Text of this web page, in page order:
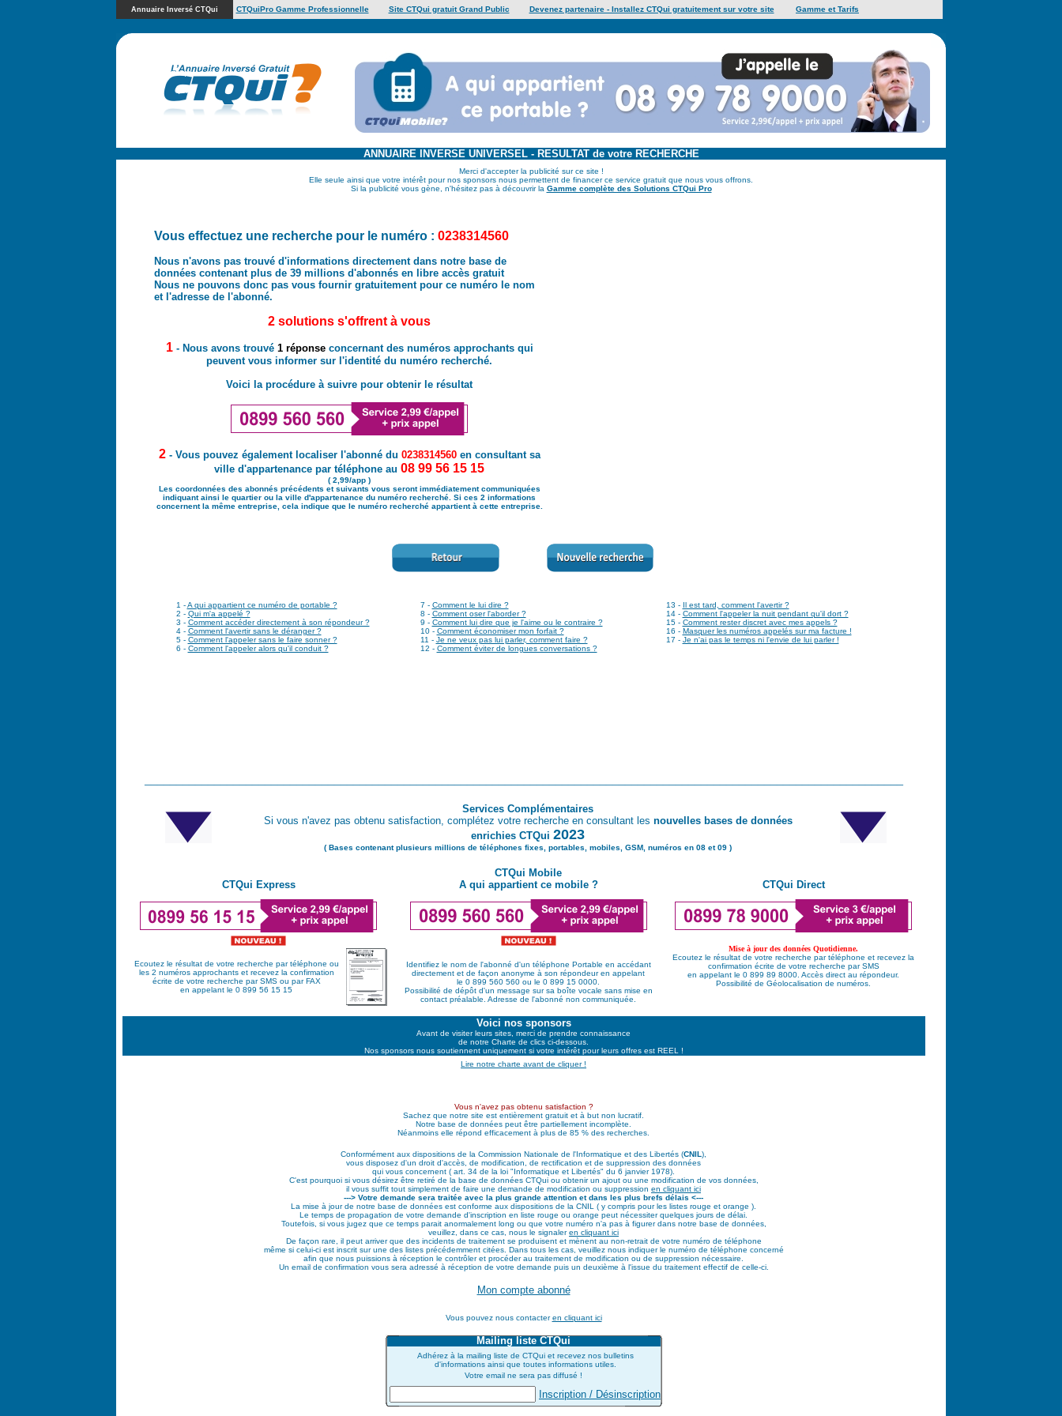
Annuaire Inversé CTQui CTQuiPro Gamme Professionnelle Site CTQui gratuit Grand Public Devenez partenaire - Installez CTQui gratuitement sur votre site Gamme et Tarifs
ANNUAIRE INVERSE UNIVERSEL - RESULTAT de votre RECHERCHE
Merci d'accepter la publicité sur ce site !
Elle seule ainsi que votre intérêt pour nos sponsors nous permettent de financer ce service gratuit que nous vous offrons.
Si la publicité vous gène, n'hésitez pas à découvrir la Gamme complète des Solutions CTQui Pro
Vous effectuez une recherche pour le numéro : 0238314560
Nous n'avons pas trouvé d'informations directement dans notre base de
données contenant plus de 39 millions d'abonnés en libre accès gratuit
Nous ne pouvons donc pas vous fournir gratuitement pour ce numéro le nom
et l'adresse de l'abonné.
2 solutions s'offrent à vous
1- Nous avons trouvé 1 réponse concernant des numéros approchants qui
peuvent vous informer sur l'identité du numéro recherché.
Voici la procédure à suivre pour obtenir le résultat
2- Vous pouvez également localiser l'abonné du 0238314560 en consultant sa
ville d'appartenance par téléphone au 08 99 56 15 15
( 2,99/app )
Les coordonnées des abonnés précédents et suivants vous seront immédiatement communiquées
indiquant ainsi le quartier ou la ville d'appartenance du numéro recherché. Si ces 2 informations
concernent la même entreprise, cela indique que le numéro recherché appartient à cette entreprise.
1 -A qui appartient ce numéro de portable ?
2 - Qui m'a appelé ?
3 - Comment accéder directement à son répondeur ?
4 - Comment l'avertir sans le déranger ?
5 - Comment l'appeler sans le faire sonner ?
6 - Comment l'appeler alors qu'il conduit ?
7 - Comment le lui dire ?
8 - Comment oser l'aborder ?
9 - Comment lui dire que je l'aime ou le contraire ?
10 - Comment économiser mon forfait ?
11 - Je ne veux pas lui parler, comment faire ?
12 - Comment éviter de longues conversations ?
13 - Il est tard, comment l'avertir ?
14 - Comment l'appeler la nuit pendant qu'il dort ?
15 - Comment rester discret avec mes appels ?
16 - Masquer les numéros appelés sur ma facture !
17 - Je n'ai pas le temps ni l'envie de lui parler !
Services Complémentaires
Si vous n'avez pas obtenu satisfaction, complétez votre recherche en consultant les nouvelles bases de données
enrichies CTQui 2023
( Bases contenant plusieurs millions de téléphones fixes, portables, mobiles, GSM, numéros en 08 et 09 )
CTQui Express
CTQui Mobile
A qui appartient ce mobile ?
CTQui Direct
Ecoutez le résultat de votre recherche par téléphone ou
les 2 numéros approchants et recevez la confirmation
écrite de votre recherche par SMS ou par FAX
en appelant le 0 899 56 15 15
Identifiez le nom de l'abonné d'un téléphone Portable en accédant
directement et de façon anonyme à son répondeur en appelant
le 0 899 560 560 ou le 0 899 15 0000.
Possibilité de dépôt d'un message sur sa boîte vocale sans mise en
contact préalable. Adresse de l'abonné non communiquée.
Mise à jour des données Quotidienne.
Ecoutez le résultat de votre recherche par téléphone et recevez la
confirmation écrite de votre recherche par SMS
en appelant le 0 899 89 8000. Accès direct au répondeur.
Possibilité de Géolocalisation de numéros.
Voici nos sponsors
Avant de visiter leurs sites, merci de prendre connaissance
de notre Charte de clics ci-dessous.
Nos sponsors nous soutiennent uniquement si votre intérêt pour leurs offres est REEL !
Lire notre charte avant de cliquer !
Vous n'avez pas obtenu satisfaction ?
Sachez que notre site est entièrement gratuit et à but non lucratif.
Notre base de données peut être partiellement incomplète.
Néanmoins elle répond efficacement à plus de 85 % des recherches.
Conformément aux dispositions de la Commission Nationale de l'Informatique et des Libertés (CNIL),
vous disposez d'un droit d'accès, de modification, de rectification et de suppression des données
qui vous concernent ( art. 34 de la loi "Informatique et Libertés" du 6 janvier 1978).
C'est pourquoi si vous désirez être retiré de la base de données CTQui ou obtenir un ajout ou une modification de vos données,
il vous suffit tout simplement de faire une demande de modification ou suppression en cliquant ici
---> Votre demande sera traitée avec la plus grande attention et dans les plus brefs délais <---
La mise à jour de notre base de données est conforme aux dispositions de la CNIL ( y compris pour les listes rouge et orange ).
Le temps de propagation de votre demande d'inscription en liste rouge ou orange peut nécessiter quelques jours de délai.
Toutefois, si vous jugez que ce temps parait anormalement long ou que votre numéro n'a pas à figurer dans notre base de données,
veuillez, dans ce cas, nous le signaleren cliquant ici
De façon rare, il peut arriver que des incidents de traitement se produisent et mènent au non-retrait de votre numéro de téléphone
même si celui-ci est inscrit sur une des listes précédemment citées. Dans tous les cas, veuillez nous indiquer le numéro de téléphone concerné
afin que nous puissions à réception le contrôler et procéder au traitement de modification ou de suppression nécessaire.
Un email de confirmation vous sera adressé à réception de votre demande puis un deuxième à l'issue du traitement effectif de celle-ci.
Mon compte abonné
Vous pouvez nous contacteren cliquant ici
Mailing liste CTQui
Adhérez à la mailing liste de CTQui et recevez nos bulletins
d'informations ainsi que toutes informations utiles.
Votre email ne sera pas diffusé !
Inscription / Désinscription